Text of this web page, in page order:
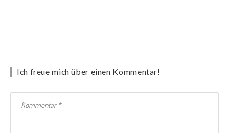
Ich freue mich über einen Kommentar!